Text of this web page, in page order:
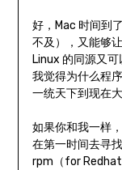
好，Mac 时间到
不及），又能够
Linux 的同源又
我觉得为什么程
一统天下到现在
如果你和我一样
在第一时间去寻
rpm（for Redhat